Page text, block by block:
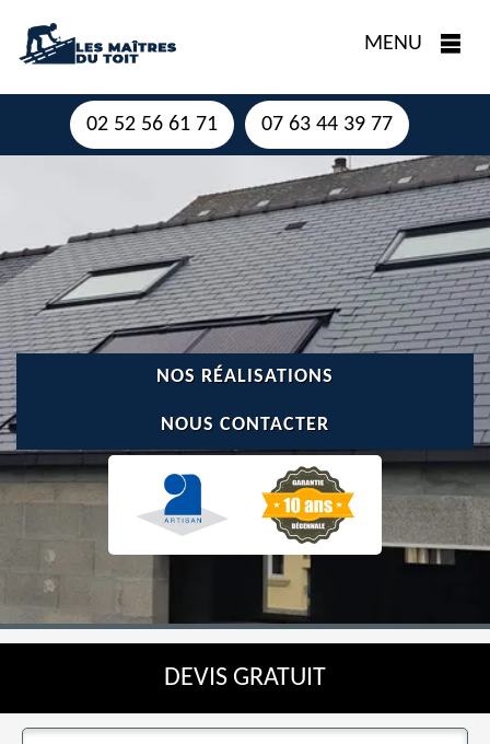
MENU
02 52 56 61 71 07 63 44 39 77
NOS RÉALISATIONS
NOUS CONTACTER
DEVIS GRATUIT